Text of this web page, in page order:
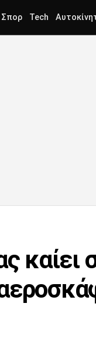
Σπορ Tech
καίει